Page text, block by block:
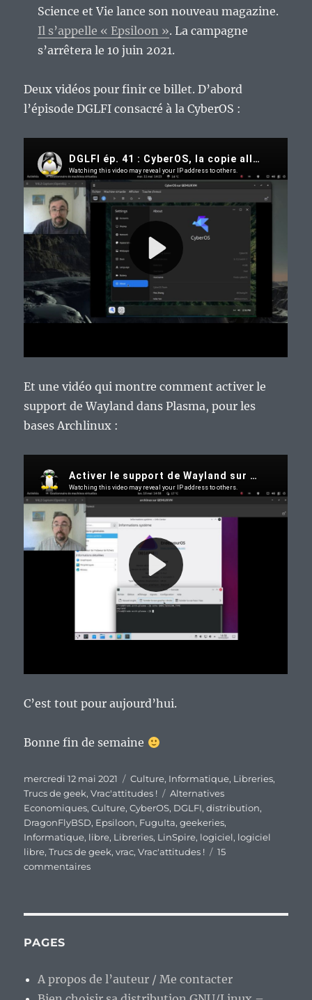
Science et Vie lance son nouveau magazine.
Il s’appelle « Epsiloon ». La campagne
s’arrêtera le 10 juin 2021.
Deux vidéos pour finir ce billet. D’abord
l’épisode DGLFI consacré à la CyberOS :
Et une vidéo qui montre comment activer le
support de Wayland dans Plasma, pour les
bases Archlinux :
C’est tout pour aujourd’hui.
Bonne fin de semaine
Publié
le
mercredi 12 mai 2021 Catégories
Culture, Informatique, Libreries,
Trucs de geek,Vrac'attitudes ! Étiquettes
Alternatives
Economiques,Culture,CyberOS, DGLFI,distribution,
DragonFlyBSD, Epsiloon, FuguIta,geekeries,
Informatique, libre, Libreries, LinSpire, logiciel, logiciel
libre,Trucs de geek,vrac,Vrac'attitudes !
15
commentairessur
PAGES
A propos de l’auteur / Me contacter